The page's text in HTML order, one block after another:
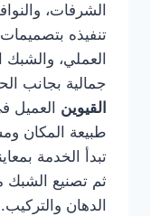
الشرفات،
تنفيذه
العملي،
جمالية بجانب
القيوين
طبيعة المكان
تبدأ الخدمة
ثم تصنيع الشبك
الدهان